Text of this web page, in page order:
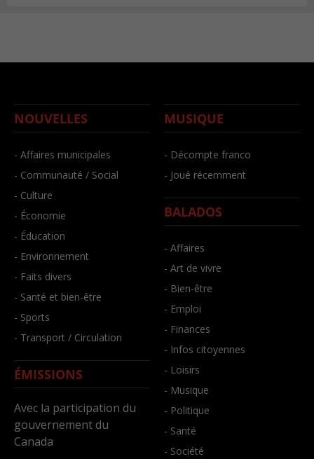
NOUVELLES
- Affaires municipales
- Communauté / Social
- Culture
- Économie
- Éducation
- Environnement
- Faits divers
- Santé et bien-être
- Sports
- Transport / Circulation
ÉMISSIONS
Avec la participation du
gouvernement du
Canada
MUSIQUE
- Décompte franco
- Joué récemment
BALADOS
- Affaires
- Art de vivre
- Bien-être
- Emploi
- Finances
- Infos citoyennes
- Loisirs
- Musique
- Politique
- Santé
- Société